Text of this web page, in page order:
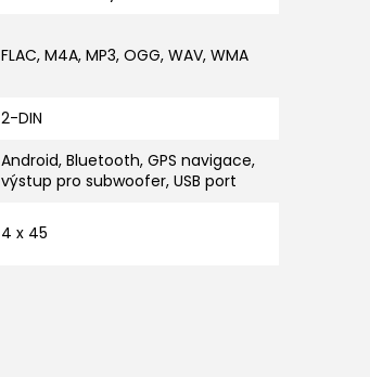
FLAC, M4A, MP3, OGG, WAV, WMA
2-DIN
Android, Bluetooth, GPS navigace,
výstup pro subwoofer, USB port
4 x 45